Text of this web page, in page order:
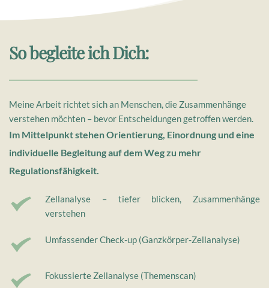
So begleite ich Dich:
Meine Arbeit richtet sich an Menschen, die Zusammenhänge
verstehen möchten – bevor Entscheidungen getroffen werden.
Im Mittelpunkt stehen Orientierung, Einordnung und eine
individuelle Begleitung auf dem Weg zu mehr
Regulationsfähigkeit.
Zellanalyse – tiefer blicken, Zusammenhänge
verstehen
Umfassender Check-up (Ganzkörper-Zellanalyse)
Fokussierte Zellanalyse (Themenscan)